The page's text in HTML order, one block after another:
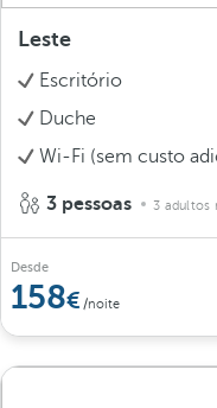
Leste
Escritório
Duche
Wi-Fi (sem custo
3 pessoas 3 adultos
Desde
158 /noite